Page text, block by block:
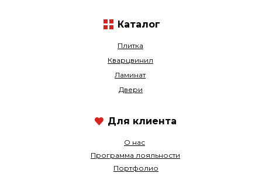
Плитка
Кварцвинил
О нас
Ламинат
Программа лояльности
Двери
Портфолио
Каталог
Для клиента